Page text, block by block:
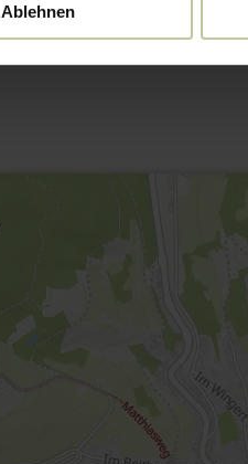
Ablehnen